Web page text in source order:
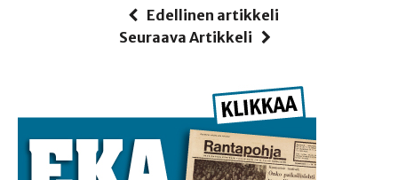
Edellinen artikkeli
Seuraava Artikkeli